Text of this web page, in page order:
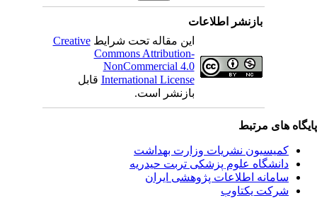
بازنشر اطلاعات
این مقاله تحت شرایطCreative
Commons Attribution-
NonCommercial 4.0
International Licenseقابل
بازنشر است.
مرتبط
نشریات وزارت بهداشت
علوم پزشکی تربت حیدریه
اطلاعات پژوهشی ایران
یکتاوب